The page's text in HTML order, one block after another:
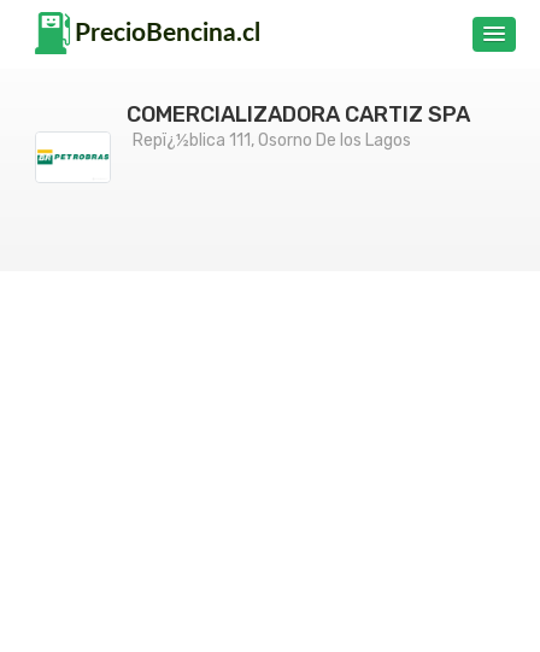
COMERCIALIZADORA CARTIZ SPA
Repï¿½blica 111, Osorno De los Lagos